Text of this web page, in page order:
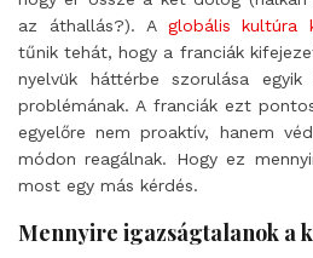
az áthallás?). A globális kultúra
tűnik tehát, hogy a franciák
nyelvük háttérbe szorulása
problémának. A franciák ezt
egyelőre nem proaktív, hanem
módon reagálnak. Hogy ez
most egy más kérdés.
Mennyire igazságtalanok a